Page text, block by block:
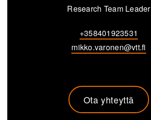
Research Team Leader
+358401923531
mikko.varonen@vtt.fi
Ota yhteyttä